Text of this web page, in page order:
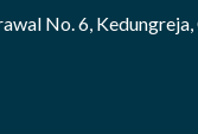
No. 6,